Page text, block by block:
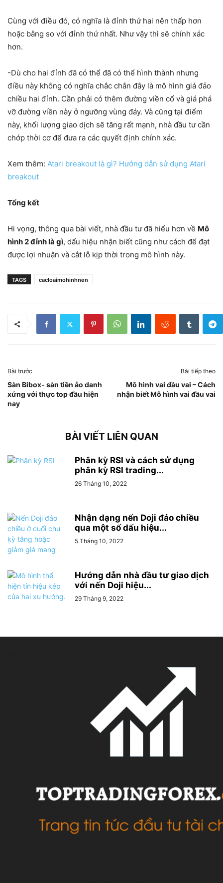
Cùng với điều đó, có nghĩa là đỉnh thứ hai nên thấp hơn
hoặc bằng so với đỉnh thứ nhất. Như vậy thì sẽ chính xác
hơn.
-Dù cho hai đỉnh đã có thể đã có thể hình thành nhưng
điều này không có nghĩa chắc chắn đây là mô hình giá đảo
chiều hai đỉnh. Cần phải có thêm đường viền cổ và giá phá
vỡ đường viền này ở ngưỡng vùng đáy. Và cũng tại điểm
này, khối lượng giao dịch sẽ tăng rất mạnh, nhà đầu tư cần
chớp thời cơ để đưa ra các quyết định chính xác.
Xem thêm: Atari breakout là gì? Hướng dẫn sử dụng Atari
breakout
Tổng kết
Hi vọng, thông qua bài viết, nhà đầu tư đã hiểu hơn về Mô
hình 2 đỉnh là gì, dấu hiệu nhận biết cũng như cách để đạt
được lợi nhuận và cắt lỗ kịp thời trong mô hình này.
TAGS cacloaimohinhnen
Bài trước
Sàn Bibox- sàn tiền ảo danh
xứng với thực top đầu hiện
nay
Bài tiếp theo
Mô hình vai đầu vai – Cách
nhận biết Mô hình vai đầu vai
BÀI VIẾT LIÊN QUAN
Phân kỳ RSI và cách sử dụng
phân kỳ RSI trading...
26 Tháng 10, 2022
Nhận dạng nến Doji đảo chiều
qua một số dấu hiệu...
5 Tháng 10, 2022
Hướng dẫn nhà đầu tư giao dịch
với nến Doji hiệu...
29 Tháng 9, 2022